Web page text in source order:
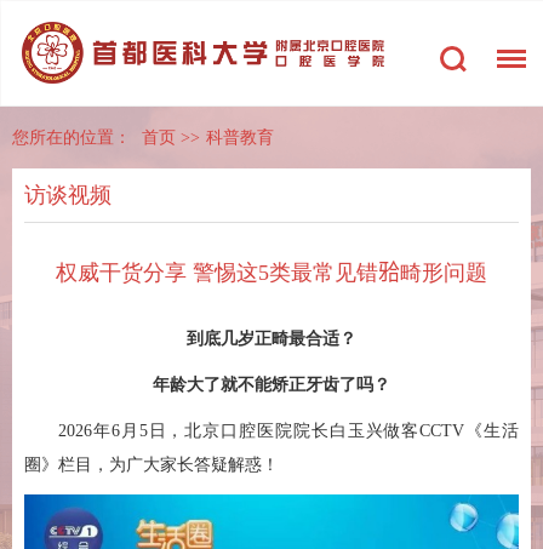
您所在的位置： 首页 >> 科普教育
访谈视频
权威干货分享 警惕这5类最常见错𬌗畸形问题
到底几岁正畸最合适？
年龄大了就不能矫正牙齿了吗？
2026年6月5日，北京口腔医院院长白玉兴做客CCTV《生活
圈》栏目，为广大家长答疑解惑！